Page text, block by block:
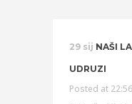
29 sij NAŠI
UDRUZI
Posted at